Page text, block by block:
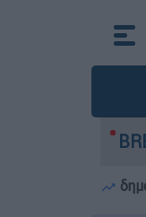
οι δύο